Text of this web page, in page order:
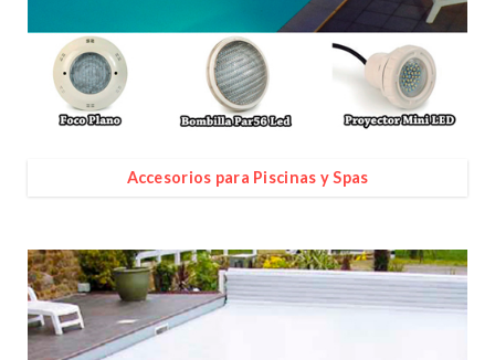
Accesorios para Piscinas y Spas